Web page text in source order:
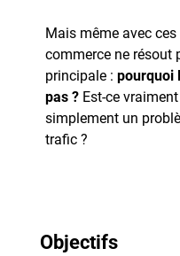
Mais même avec
commerce ne résout
principale : pourquoi
pas ?Est-ce vraiment
simplement un
trafic ?
Objectifs